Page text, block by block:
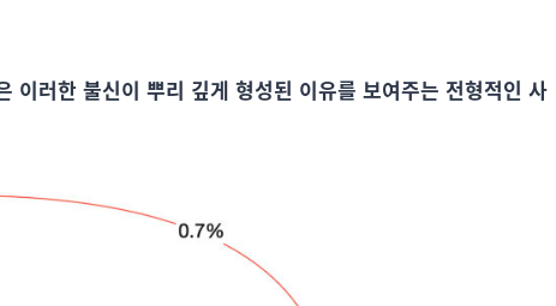
이러한 불신이 뿌리 깊게 형성된 이유를 보여주는 전형적인 사